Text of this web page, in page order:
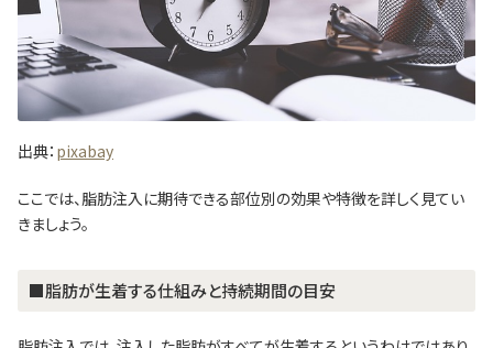
出典： pixabay
ここでは、脂肪注入に期待できる部位別の効果や特徴を詳しく見てい
きましょう。
■脂肪が生着する仕組みと持続期間の目安